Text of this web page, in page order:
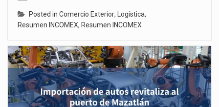
Posted in Comercio Exterior, Logística,
Resumen INCOMEX, Resumen INCOMEX